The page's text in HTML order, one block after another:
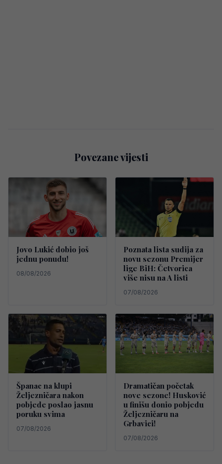
Povezane vijesti
Jovo Lukić dobio još
jednu ponudu!
08/08/2026
Poznata lista sudija za
novu sezonu Premijer
lige BiH: Četvorica
više nisu na A listi
07/08/2026
Španac na klupi
Željezničara nakon
pobjede poslao jasnu
poruku svima
07/08/2026
Dramatičan početak
nove sezone! Husković
u finišu donio pobjedu
Željezničaru na
Grbavici!
07/08/2026